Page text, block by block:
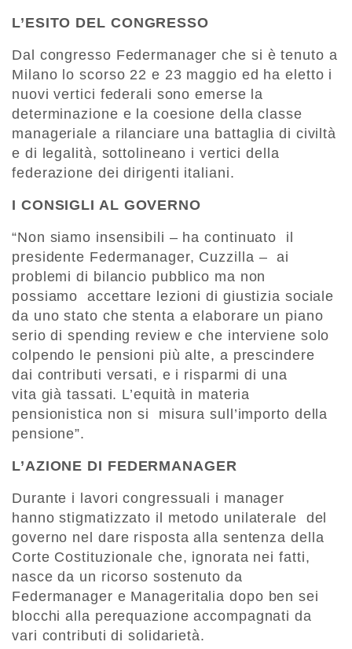
L’ESITO DEL CONGRESSO
Dal congresso Federmanager che si è tenuto a
Milano lo scorso 22 e 23 maggio ed ha eletto i
nuovi vertici federali sono emerse la
determinazione e la coesione della classe
manageriale a rilanciare una battaglia di civiltà
e di legalità, sottolineano i vertici della
federazione dei dirigenti italiani.
I CONSIGLI AL GOVERNO
“Non siamo insensibili – ha continuato il
presidente Federmanager, Cuzzilla – ai
problemi di bilancio pubblico ma non
possiamo accettare lezioni di giustizia sociale
da uno stato che stenta a elaborare un piano
serio di spending review e che interviene solo
colpendo le pensioni più alte, a prescindere
dai contributi versati, e i risparmi di una
vita già tassati. L’equità in materia
pensionistica non si misura sull’importo della
pensione”.
L’AZIONE DI FEDERMANAGER
Durante i lavori congressuali i manager
hanno stigmatizzato il metodo unilaterale del
governo nel dare risposta alla sentenza della
Corte Costituzionale che, ignorata nei fatti,
nasce da un ricorso sostenuto da
Federmanager e Manageritalia dopo ben sei
blocchi alla perequazione accompagnati da
vari contributi di solidarietà.